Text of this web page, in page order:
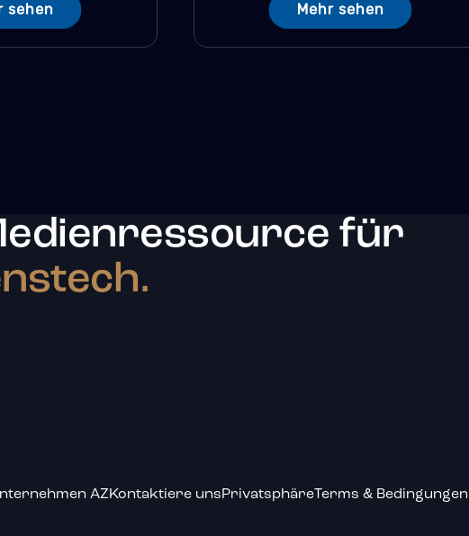
sehen Mehr sehen
für
AZKontaktiere unsPrivatsphäreTerms & Bedingungen